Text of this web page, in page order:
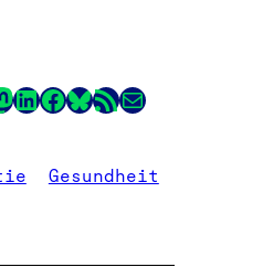
LinkedIn
Facebook
LinkRSS-Feed
E-Mail
Gesundheit